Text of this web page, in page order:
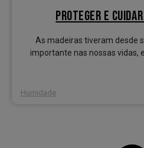
PROTEGER E
As madeiras tiveram desde
importante nas nossas vidas,
Humidade